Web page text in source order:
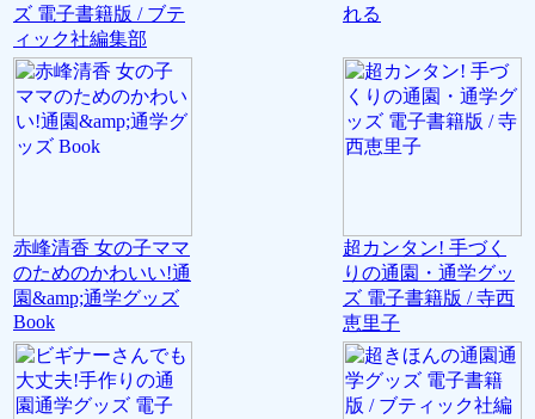
ズ 電子書籍版 / ブテ
ィック社編集部
れる
赤峰清香 女の子ママ
のためのかわいい!通
園&amp;通学グッズ
Book
超カンタン! 手づく
りの通園・通学グッ
ズ 電子書籍版 / 寺西
恵里子